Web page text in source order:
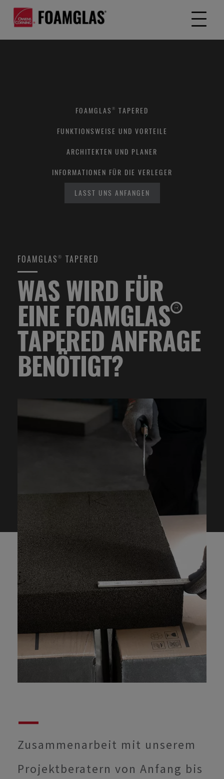
FOAMGLAS® TAPERED
FUNKTIONSWEISE UND VORTEILE
ARCHITEKTEN UND PLANER
INFORMATIONEN FÜR DIE VERLEGER
LASST UNS ANFANGEN
FOAMGLAS® TAPERED
WAS WIRD FÜR
EINE FOAMGLAS®
TAPERED ANFRAGE
BENÖTIGT?
Zusammenarbeit mit unserem
Projektberatern von Anfang bis